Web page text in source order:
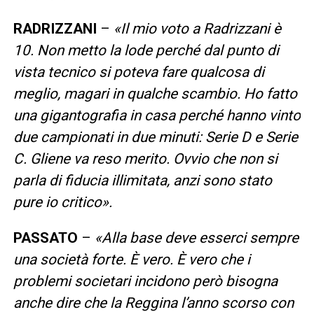
RADRIZZANI – «Il mio voto a Radrizzani è
10. Non metto la lode perché dal punto di
vista tecnico si poteva fare qualcosa di
meglio, magari in qualche scambio. Ho fatto
una gigantografia in casa perché hanno vinto
due campionati in due minuti: Serie D e Serie
C. Gliene va reso merito. Ovvio che non si
parla di fiducia illimitata, anzi sono stato
pure io critico».
PASSATO – «Alla base deve esserci sempre
una società forte. È vero. È vero che i
problemi societari incidono però bisogna
anche dire che la Reggina l’anno scorso con